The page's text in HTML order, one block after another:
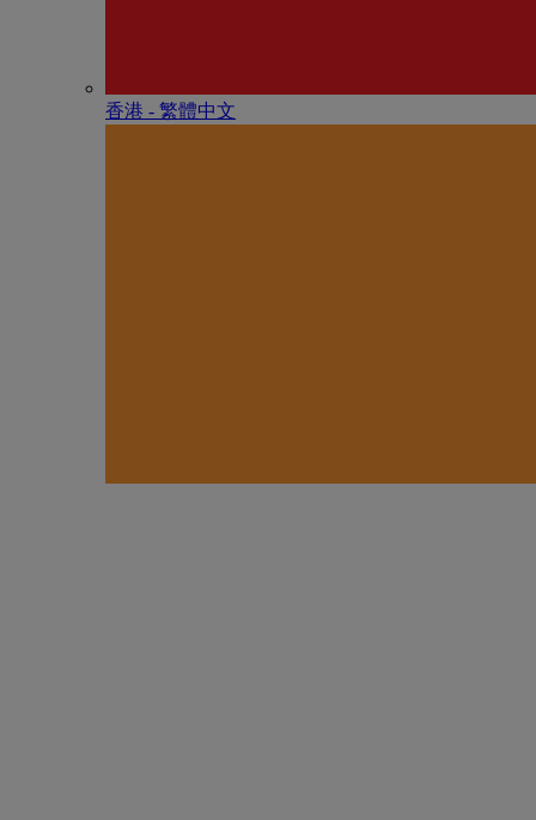
香港 - 繁體中文